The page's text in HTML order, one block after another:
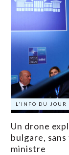
L'INFO DU JOUR
Un drone
bulgare,
ministre